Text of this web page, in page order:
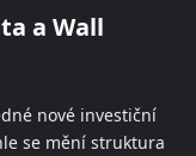
a Wall
nové investiční
se mění struktura